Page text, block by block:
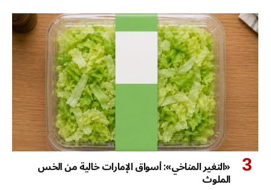
«التغير المناخي»: أسواق الإمارات خالية من الخس
الملوث